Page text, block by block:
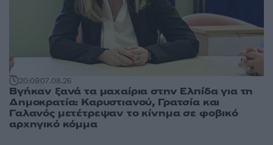
20:0907.08.26
Βγήκαν ξανά τα μαχαίρια στην Ελπίδα για τη
Δημοκρατία: Καρυστιανού, Γρατσία και
Γαλανός μετέτρεψαν το κίνημα σε φοβικό
αρχηγικό κόμμα